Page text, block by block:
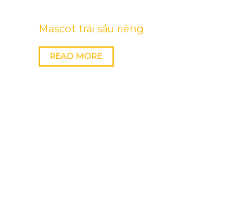
Mascot trái sầu riêng
READ MORE